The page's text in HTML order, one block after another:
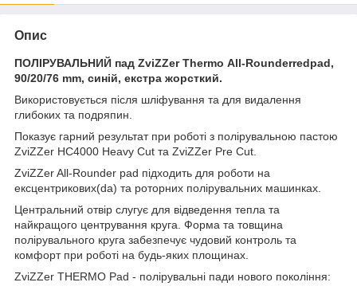
Опис
ПОЛІРУВАЛЬНИЙ пад ZviZZer Thermo All-Rounderredpad,
90/20/76 mm, синій, екстра жорсткий.
Використовується після шліфування та для видалення
глибоких та подряпин.
Показує гарний результат при роботі з полірувальною пастою
ZviZZer HC4000 Heavy Cut та ZviZZer Pre Cut.
ZviZZer All-Rounder pad підходить для роботи на
ексцентрикових(da) та роторних полірувальних машинках.
Центральний отвір слугує для відведення тепла та
найкращого центрування круга. Форма та товщина
полірувального круга забезпечує чудовий контроль та
комфорт при роботі на будь-яких площинах.
ZviZZer THERMO Pad - полірувальні пади нового покоління: